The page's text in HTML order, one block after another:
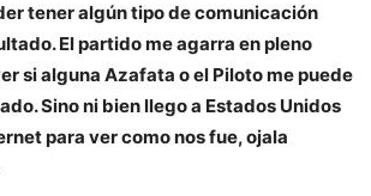
tener algún tipo de comunicación
El partido me agarra en pleno
si alguna Azafata o el Piloto me puede
Sino ni bien llego a Estados Unidos
para ver como nos fue, ojala